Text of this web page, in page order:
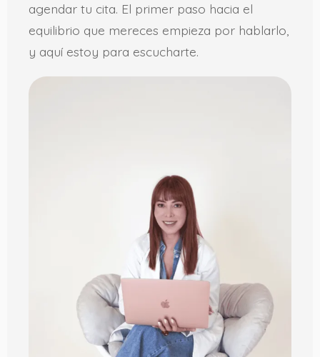
agendar tu cita. El primer paso hacia el
equilibrio que mereces empieza por hablarlo,
y aquí estoy para escucharte.